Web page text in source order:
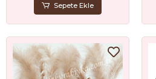
Sepete Ekle